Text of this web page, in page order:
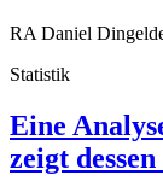
RA Daniel
Statistik
Eine
zeigt